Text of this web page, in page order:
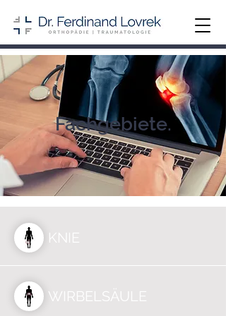
Fachgebiete.
KNIE
WIRBELSÄULE